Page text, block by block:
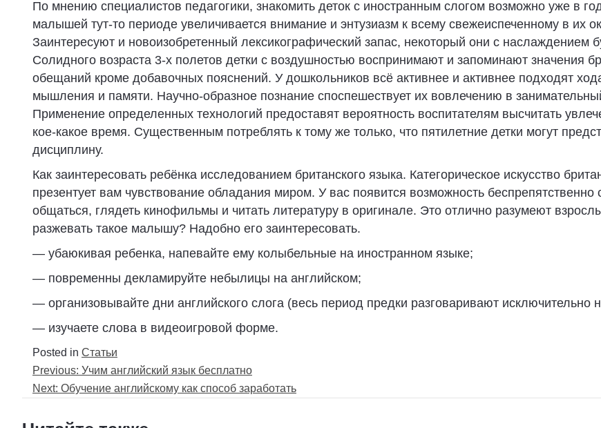
По мнению специалистов педагогики, знакомить деток с иностранным слогом возможно уже в
малышей тут-то периоде увеличивается внимание и энтузиазм к всему свежеиспеченному в их
Заинтересуют и новоизобретенный лексикографический запас, некоторый они с наслаждением
Солидного возраста 3-х полетов детки с воздушностью воспринимают и запоминают значения
обещаний кроме добавочных пояснений. У дошкольников всё активнее и активнее подходят
мышления и памяти. Научно-образное познание споспешествует их вовлечению в
Применение определенных технологий предоставят вероятность воспитателям высчитать
кое-какое время. Существенным потреблять к тому же только, что пятилетние детки могут
дисциплину.
Как заинтересовать ребёнка исследованием британского языка. Категорическое искусство
презентует вам чувствование обладания миром. У вас появится возможность беспрепятственно
общаться, глядеть кинофильмы и читать литературу в оригинале. Это отлично разумеют
разжевать такое малышу? Надобно его заинтересовать.
— убаюкивая ребенка, напевайте ему колыбельные на иностранном языке;
— повременны декламируйте небылицы на английском;
— организовывайте дни английского слога (весь период предки разговаривают исключительно
— изучаете слова в видеоигровой форме.
Posted in Статьи
Навигация
по
Previous: Учим английский язык бесплатно
Next: Обучение английскому как способ заработать